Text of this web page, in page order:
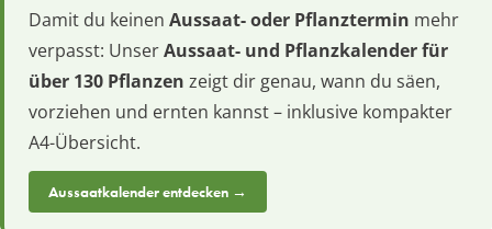
Damit du keinen Aussaat- oder Pflanztermin mehr
verpasst: UnserAussaat- und Pflanzkalender für
über 130 Pflanzen zeigt dir genau, wann du säen,
vorziehen und ernten kannst – inklusive kompakter
A4-Übersicht.
Aussaatkalender entdecken →